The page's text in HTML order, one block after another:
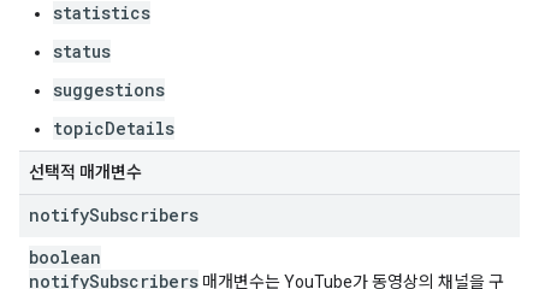
statistics
status
suggestions
topicDetails
선택적 매개변수
notifySubscribers
boolean
notifySubscribers 매개변수는 YouTube가 동영상의 채널을 구